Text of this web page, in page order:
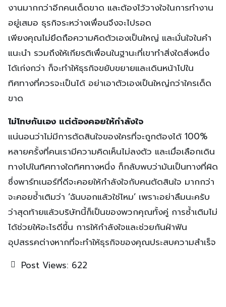
งานมากกว่าอีกคนเด็ดขาด และต้องไว้วางใจในการทำงาน
อยู่เสมอ ธุรกิจระหว่างเพื่อนจึงจะไปรอด
เพียงคุณไม่ยึดถือความคิดตัวเองเป็นใหญ่ และมั่นใจในคำ
แนะนำ รวมถึงให้เกียรติเพื่อนในฐานะที่เขาทำสิ่งใดสิ่งหนึ่ง
ได้เก่งกว่า ก็จะทำให้ธุรกิจขยับขยายและเดินหน้าไปใน
ทิศทางที่ควรจะเป็นได้ อย่าเอาตัวเองเป็นใหญ่กว่าใครเด็ด
ขาด
ไม่โทษกันเอง แต่ต้องคอยให้กำลังใจ
แน่นอนว่าไม่มีการตัดสินใจของใครที่จะถูกต้องได้ 100%
หลายครั้งที่คนเรามีความคิดเห็นไม่ลงตัว และเมื่อเลือกเดิน
ทางไปในทิศทางใดทิศทางหนึ่ง ก็กลับพบว่ามันเป็นทางที่ผิด
ซึ่งพาร์ทเนอร์ที่ดีจะคอยให้กำลังใจกับคนตัดสินใจ มากกว่า
จะคอยซ้ำเติมว่า ‘ฉันบอกแล้วใช่ไหม’ เพราะอย่าลืมนะครับ
ว่าสุดท้ายแล้วบริษัทนี้ก็เป็นของพวกคุณทั้งคู่ การซ้ำเติมไม่
ได้ช่วยให้อะไรดีขึ้น การให้กำลังใจและช่วยกันฝ่าฟัน
อุปสรรคต่างหากที่จะทำให้ธุรกิจของคุณประสบความสำเร็จ
Post Views: 622